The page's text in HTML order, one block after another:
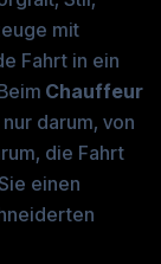
mit
Fahrt in ein
Chauffeur
darum, von
die Fahrt
einen